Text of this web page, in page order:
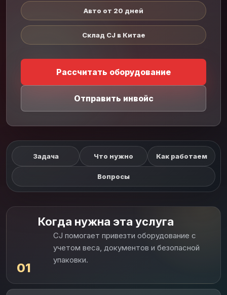
Авто от 20 дней
Склад CJ в Китае
Рассчитать оборудование
Отправить инвойс
Задача Что нужно Как работаем
Вопросы
01
Когда нужна эта услуга
CJ помогает привезти оборудование с
учетом веса, документов и безопасной
упаковки.